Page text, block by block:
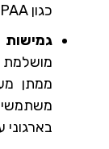
כגון GDPR, SOX, HIPAA ועוד.
ממתן
בארגוני